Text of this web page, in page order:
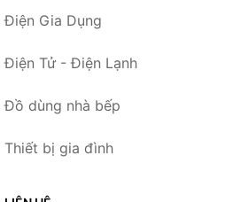
Điện Gia Dụng
Điện Tử - Điện Lạnh
Đồ dùng nhà bếp
Thiết bị gia đình